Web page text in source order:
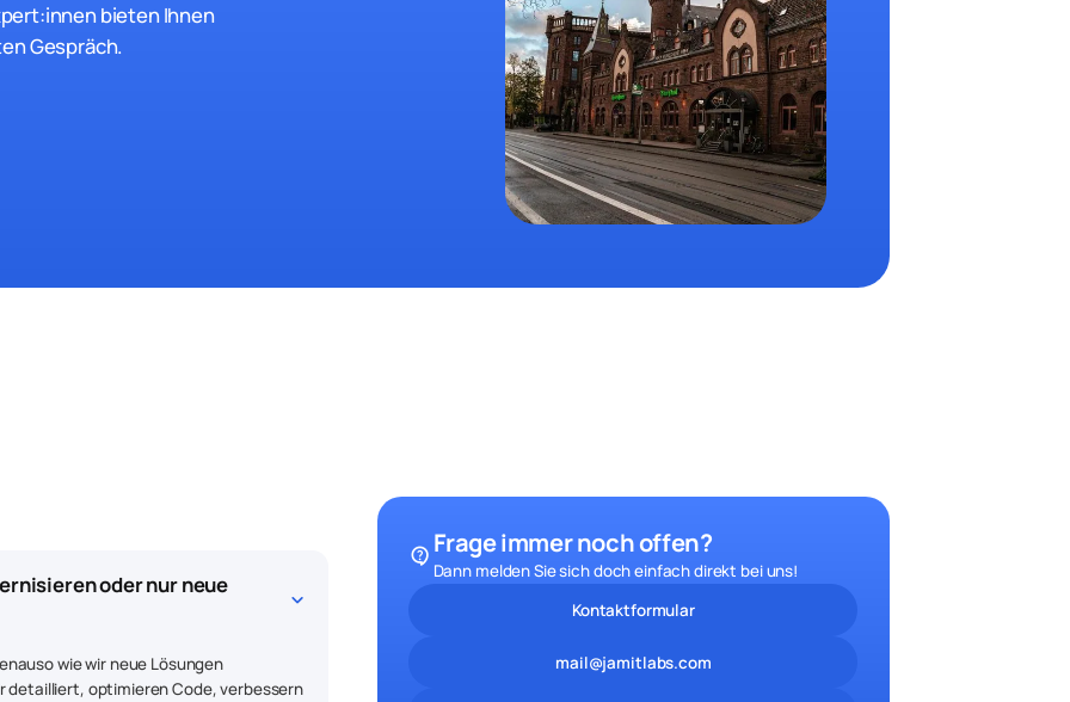
bieten Ihnen
Gespräch.
oder nur neue
keyboard_arrow_down
wie wir neue Lösungen
detailliert, optimieren Code, verbessern
contact_support Frage immer noch offen?
Dann melden Sie sich doch einfach direkt bei uns!
Kontaktformular
mail@jamitlabs.com